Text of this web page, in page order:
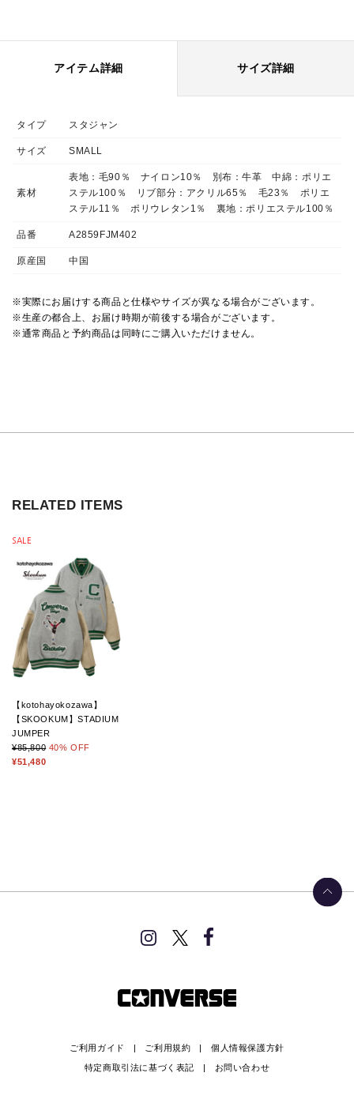
アイテム詳細 サイズ詳細
タイプ スタジャン
サイズ SMALL
素材
表地：毛90％ ナイロン10％ 別布：牛革 中綿：ポリエ
ステル100％ リブ部分：アクリル65％ 毛23％ ポリエ
ステル11％ ポリウレタン1％ 裏地：ポリエステル100％
品番 A2859FJM402
原産国 中国
※実際にお届けする商品と仕様やサイズが異なる場合がございます。
※生産の都合上、お届け時期が前後する場合がございます。
※通常商品と予約商品は同時にご購入いただけません。
RELATED ITEMS
SALE
【kotohayokozawa】
【SKOOKUM】STADIUM
JUMPER
¥85,800 40% OFF
¥51,480
ご利用ガイド ご利用規約 個人情報保護方針
特定商取引法に基づく表記 お問い合わせ